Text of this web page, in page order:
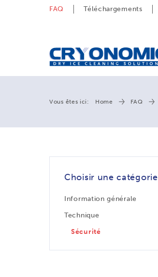
FAQ Téléchargements
Vous êtes ici: Home FAQ
Choisir une catégorie
Information générale
Technique
Sécurité